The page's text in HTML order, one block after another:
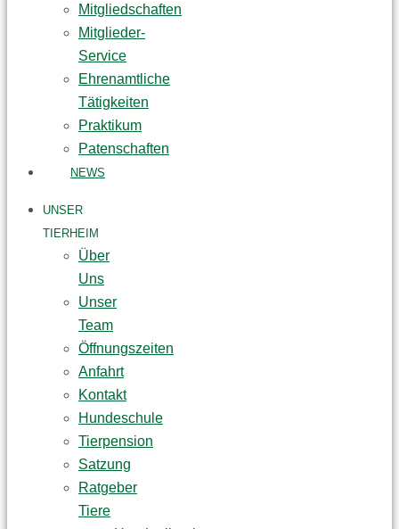
Mitgliedschaften
Mitglieder-
Service
Ehrenamtliche
Tätigkeiten
Praktikum
Patenschaften
NEWS
UNSER
TIERHEIM
Über
Uns
Unser
Team
Öffnungszeiten
Anfahrt
Kontakt
Hundeschule
Tierpension
Satzung
Ratgeber
Tiere